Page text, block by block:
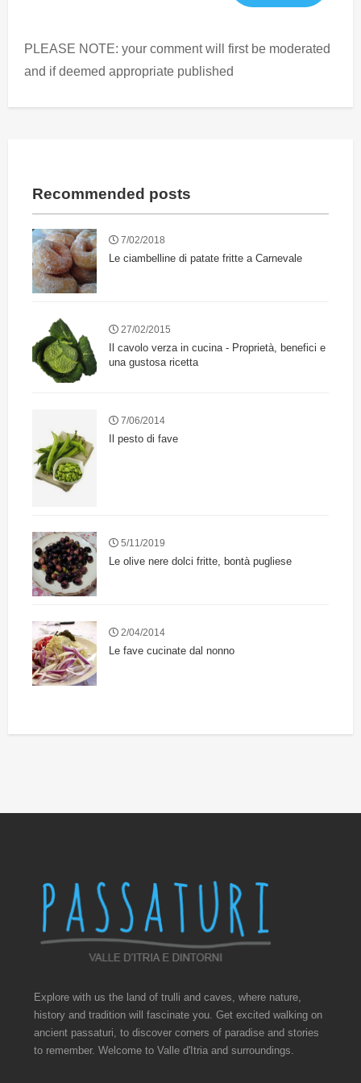
PLEASE NOTE: your comment will first be moderated
and if deemed appropriate published
Recommended posts
7/02/2018
Le ciambelline di patate fritte a Carnevale
27/02/2015
Il cavolo verza in cucina - Proprietà, benefici e
una gustosa ricetta
7/06/2014
Il pesto di fave
5/11/2019
Le olive nere dolci fritte, bontà pugliese
2/04/2014
Le fave cucinate dal nonno
Explore with us the land of trulli and caves, where nature,
history and tradition will fascinate you. Get excited walking on
ancient passaturi, to discover corners of paradise and stories
to remember. Welcome to Valle d'Itria and surroundings.